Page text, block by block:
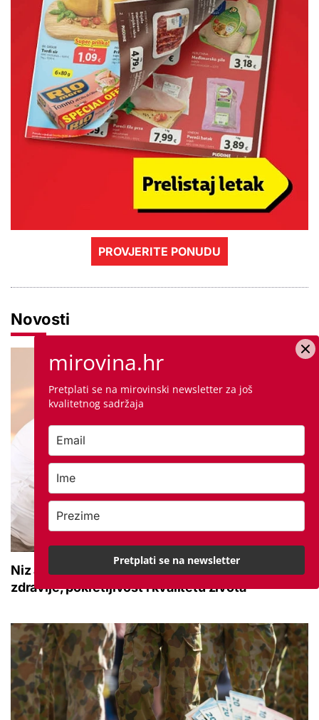
PROVJERITE PONUDU
Novosti
Niz aktivnosti za umirovljenike: 'Mogu jačati
zdravlje, pokretljivost i kvalitetu života'
mirovina.hr
Pretplati se na mirovinski newsletter za još
kvalitetnog sadržaja
Pretplati se na newsletter